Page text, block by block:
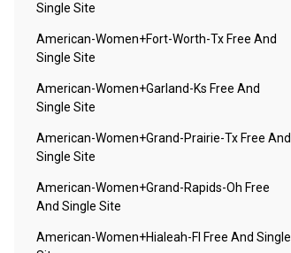
Single Site
American-Women+fort-Worth-Tx Free And
Single Site
American-Women+garland-Ks Free And
Single Site
American-Women+grand-Prairie-Tx Free And
Single Site
American-Women+grand-Rapids-Oh Free
And Single Site
American-Women+hialeah-Fl Free And Single